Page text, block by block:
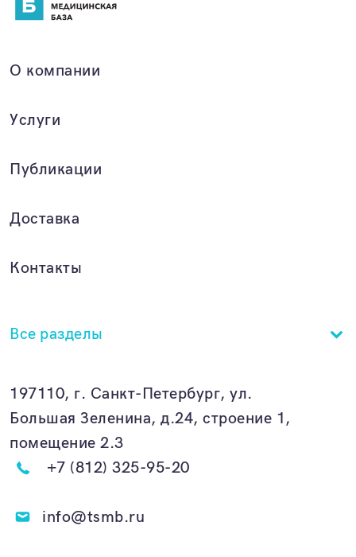
О компании
Услуги
Публикации
Доставка
Контакты
Все разделы
197110, г. Санкт-Петербург, ул.
Большая Зеленина, д.24, строение 1,
помещение 2.3
+7 (812) 325-95-20
info@tsmb.ru